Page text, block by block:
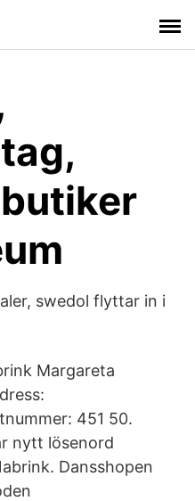
swedol flyttar in i
Margareta
451 50.
nytt lösenord
Dansshopen